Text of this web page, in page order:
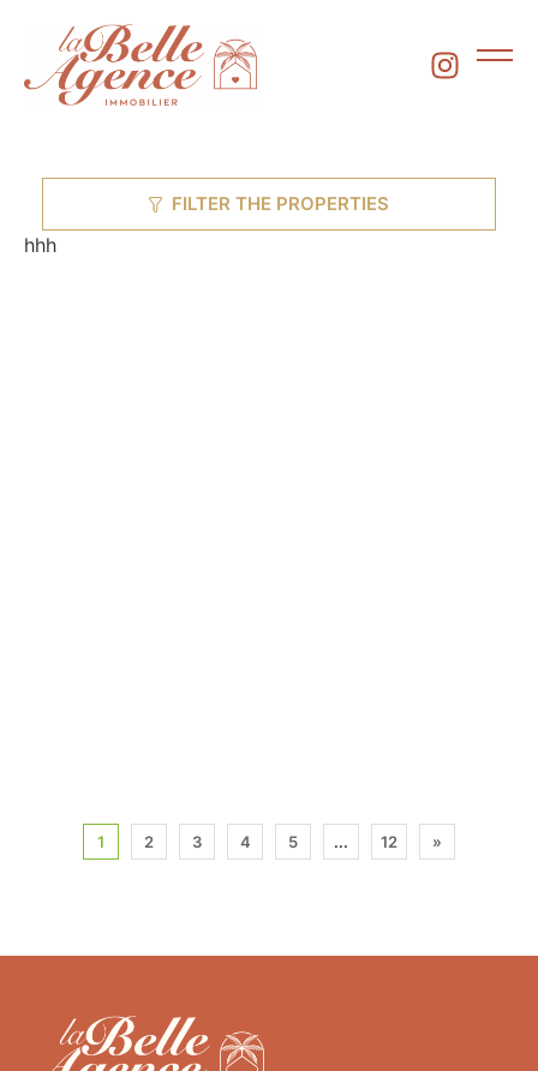
FILTER THE PROPERTIES
hhh
1 2 3 4 5 ... 12 »